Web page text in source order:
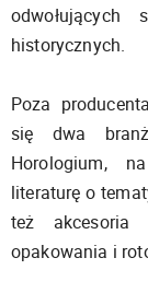
historycznych.
Poza
się dwa
Horologium,
literaturę o
też akcesoria
opakowania i